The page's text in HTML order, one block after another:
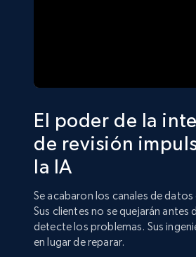
El poder de la
de revisión
la IA
Se acabaron los canales de
Sus clientes no se quejarán antes
detecte los problemas. Sus
en lugar de reparar.